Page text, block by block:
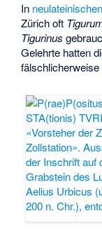
In neulateinischen
Zürich oft
Tigurinus
Gelehrte hatten